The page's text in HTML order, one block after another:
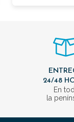
24/48
En
la